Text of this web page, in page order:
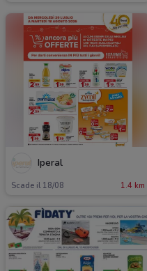
Iperal
Scade il 18/08 1.4 km